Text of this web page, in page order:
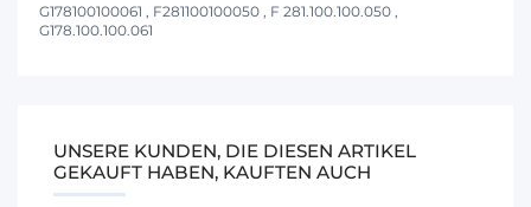
G178100100061 , F281100100050 , F 281.100.100.050 ,
G178.100.100.061
UNSERE KUNDEN, DIE DIESEN ARTIKEL
GEKAUFT HABEN, KAUFTEN AUCH